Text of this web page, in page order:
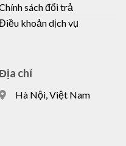
sách đổi trả
khoản dịch vụ
chỉ
Hà Nội, Việt Nam